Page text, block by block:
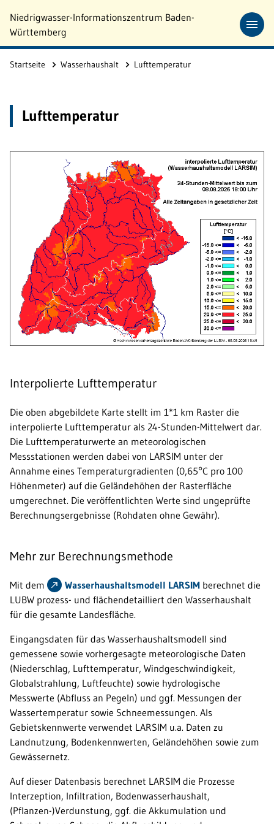
Zum Hauptinhalt springen
Niedrigwasser-Informationszentrum Baden-
Württemberg
Startseite Wasserhaushalt Lufttemperatur
Interpolierte Lufttemperatur
Die oben abgebildete Karte stellt im 1*1 km Raster die
interpolierte Lufttemperatur als 24-Stunden-Mittelwert dar.
Die Lufttemperaturwerte an meteorologischen
Messstationen werden dabei von LARSIM unter der
Annahme eines Temperaturgradienten (0,65°C pro 100
Höhenmeter) auf die Geländehöhen der Rasterfläche
umgerechnet. Die veröffentlichten Werte sind ungeprüfte
Berechnungsergebnisse (Rohdaten ohne Gewähr).
Mehr zur Berechnungsmethode
Mit dem Wasserhaushaltsmodell LARSIMberechnet die
LUBW prozess- und flächendetailliert den Wasserhaushalt
für die gesamte Landesfläche.
Eingangsdaten für das Wasserhaushaltsmodell sind
gemessene sowie vorhergesagte meteorologische Daten
(Niederschlag, Lufttemperatur, Windgeschwindigkeit,
Globalstrahlung, Luftfeuchte) sowie hydrologische
Messwerte (Abfluss an Pegeln) und ggf. Messungen der
Wassertemperatur sowie Schneemessungen. Als
Gebietskennwerte verwendet LARSIM u.a. Daten zu
Landnutzung, Bodenkennwerten, Geländehöhen sowie zum
Gewässernetz.
Auf dieser Datenbasis berechnet LARSIM die Prozesse
Interzeption, Infiltration, Bodenwasserhaushalt,
(Pflanzen-)Verdunstung, ggf. die Akkumulation und